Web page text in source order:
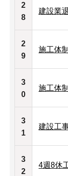
2
8
建設業
2
9
施工体
3
0
施工体
3
1
建設工
3
2
4週8休